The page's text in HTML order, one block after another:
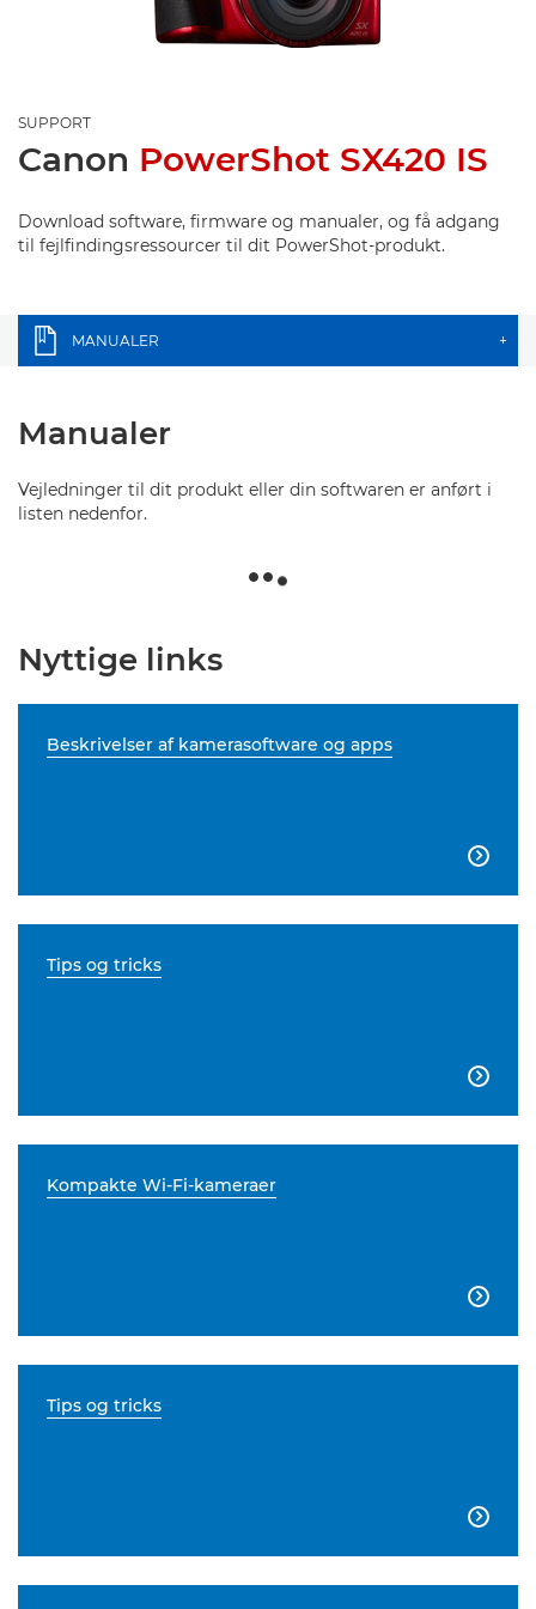
SUPPORT
Canon PowerShot SX420 IS
Download software, firmware og manualer, og få adgang
til fejlfindingsressourcer til dit PowerShot-produkt.
MANUALER +
Manualer
Vejledninger til dit produkt eller din softwaren er anført i
listen nedenfor.
Nyttige links
Beskrivelser af kamerasoftware og apps

Tips og tricks

Kompakte Wi-Fi-kameraer

Tips og tricks
